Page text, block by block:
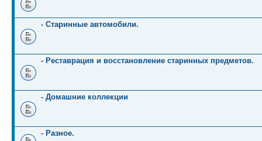
- Старинные автомобили.
- Реставрация и восстановление старинных предметов.
- Домашние коллекции
- Разное.